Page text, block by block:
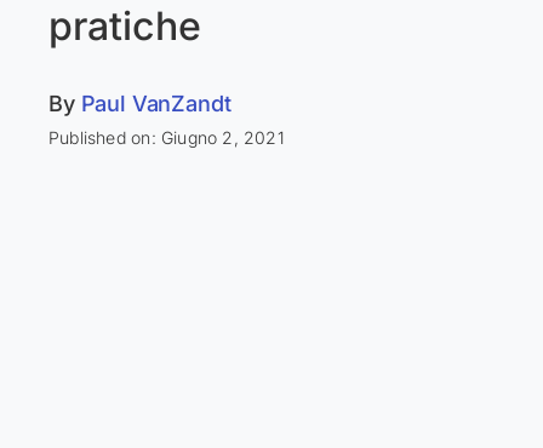
pratiche
By Paul VanZandt
Published on: Giugno 2, 2021